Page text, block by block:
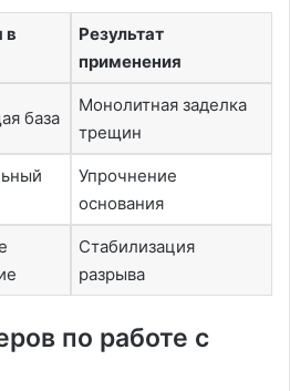
в
Результат
применения
база
Монолитная заделка
трещин
Упрочнение
основания
Стабилизация
разрыва
по работе с